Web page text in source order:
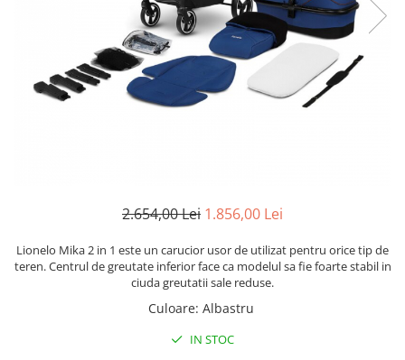
Lenjerii patut 140 x 70 cm
Lenjerie patuturi tineret
Baldachin patut
Paturici copii
Porti de siguranta
Dulap si cutii jucarii
Sac de dormit copii
Leagane & balansoare & sezlonguri
Biciclete fara pedale
Masinute fara pedale
Karturi si masinute cu pedale
Scaune de biciclete copii
Mingi fitness si medicinale
Scara antrenament
Termometre copii si bebe
2.654,00 Lei 1.856,00 Lei
Lionelo Mika 2 in 1 este un carucior usor de utilizat pentru orice tip de
teren. Centrul de greutate inferior face ca modelul sa fie foarte stabil in
ciuda greutatii sale reduse.
Culoare: Albastru
IN STOC